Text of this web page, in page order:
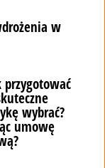
się skończy.